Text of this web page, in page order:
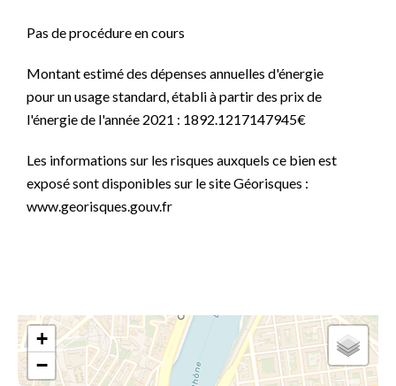
Pas de procédure en cours
Montant estimé des dépenses annuelles d'énergie
pour un usage standard, établi à partir des prix de
l'énergie de l'année 2021 : 1892.1217147945€
Les informations sur les risques auxquels ce bien est
exposé sont disponibles sur le site Géorisques :
www.georisques.gouv.fr
+
−